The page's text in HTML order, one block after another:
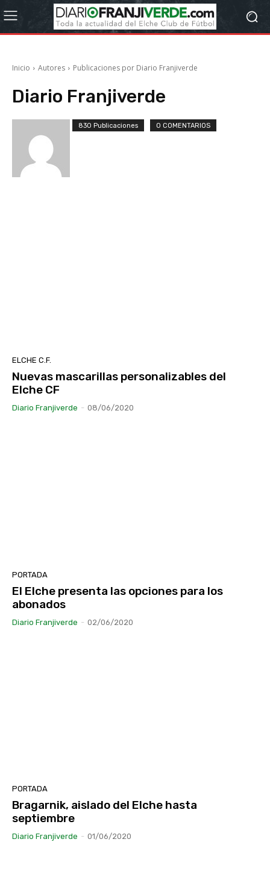
Inicio Autores Publicaciones por Diario Franjiverde
Diario Franjiverde
830 Publicaciones 0 COMENTARIOS
ELCHE C.F.
Nuevas mascarillas personalizables del
Elche CF
Diario Franjiverde - 08/06/2020
PORTADA
El Elche presenta las opciones para los
abonados
Diario Franjiverde - 02/06/2020
PORTADA
Bragarnik, aislado del Elche hasta
septiembre
Diario Franjiverde - 01/06/2020